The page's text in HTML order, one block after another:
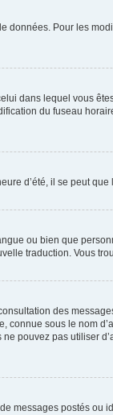
données. Pour les
dans lequel vous
du fuseau
d’été, il se peut
ou bien que
traduction. Vous
des
sous le nom
pouvez pas utiliser
messages postés